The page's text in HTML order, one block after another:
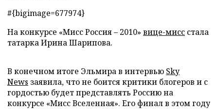
#{bigimage=677974}
На конкурсе «Мисс Россия – 2010» вице-мисс стала
татарка Ирина Шарипова.
В конечном итоге Эльмира в интервью Sky
News заявила, что не боится критики блогеров и с
гордостью будет представлять Россию на
конкурсе «Мисс Вселенная». Его финал в этом году